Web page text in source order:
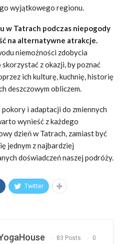
wyjątkowego regionu.
w Tatrach podczas niepogody
na alternatywne atrakcje.
niemożności zdobycia
z okazji, by poznać
ich kulturę, kuchnię, historię
deszczowym obliczem.
i adaptacji do zmiennych
wynieść z każdego
dzień w Tatrach, zamiast być
jednym z najbardziej
doświadczeń naszej podróży.
Twitter
83 Posts 0